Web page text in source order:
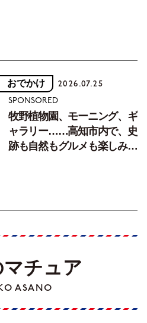
おでかけ 2026.07.25
SPONSORED
牧野植物園、モーニング、ギ
ャラリー……高知市内で、史
跡も自然もグルメも楽しみ尽
チュア
ASANO